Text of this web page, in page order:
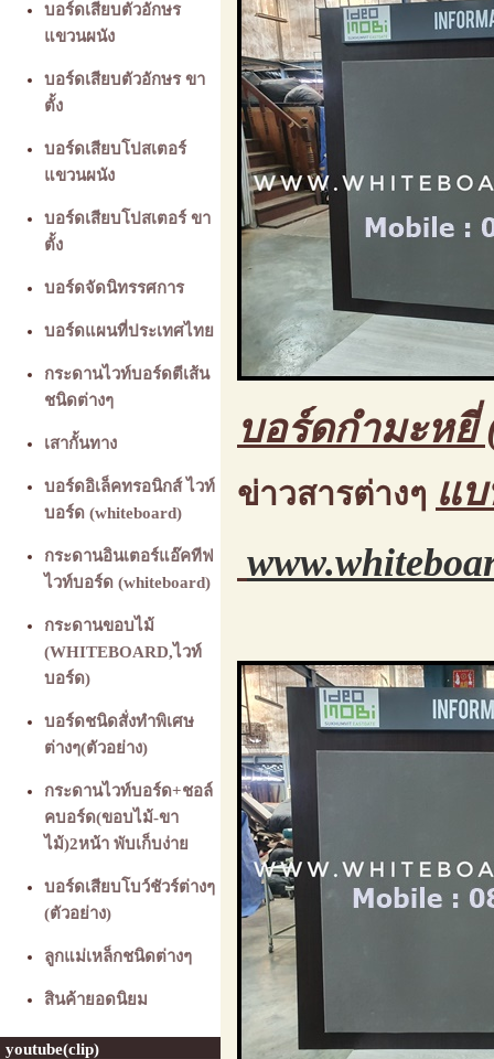
บอร์ดเสียบตัวอักษร
แขวนผนัง
บอร์ดเสียบตัวอักษร ขา
ตั้ง
บอร์ดเสียบโปสเตอร์
แขวนผนัง
บอร์ดเสียบโปสเตอร์ ขา
ตั้ง
บอร์ดจัดนิทรรศการ
บอร์ดแผนที่ประเทศไทย
กระดานไวท์บอร์ดตีเส้น
ชนิดต่างๆ
เสากั้นทาง
บอร์ดอิเล็คทรอนิกส์ ไวท์
บอร์ด (whiteboard)
กระดานอินเตอร์แอ๊คทีฟ
ไวท์บอร์ด (whiteboard)
กระดานขอบไม้
(WHITEBOARD,ไวท์
บอร์ด)
บอร์ดชนิดสั่งทำพิเศษ
ต่างๆ(ตัวอย่าง)
กระดานไวท์บอร์ด+ชอล์
คบอร์ด(ขอบไม้-ขา
ไม้)2หน้า พับเก็บง่าย
บอร์ดเสียบโบว์ชัวร์ต่างๆ
(ตัวอย่าง)
ลูกแม่เหล็กชนิดต่างๆ
สินค้ายอดนิยม
youtube(clip)
บอร์ดกำมะหยี่
ข่าวสารต่างๆ แ